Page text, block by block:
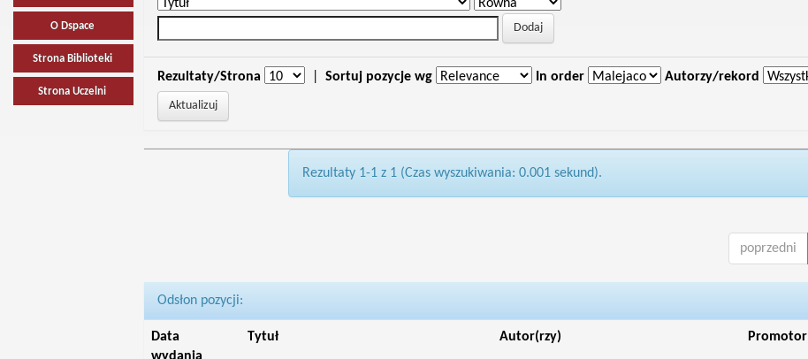
O Dspace
Strona Biblioteki
Strona Uczelni
Rezultaty/Strona Sortuj pozycje wg In order Autorzy/rekord
Rezultaty 1-1 z 1 (Czas wyszukiwania: 0.001 sekund).
poprzedni
Odsłon pozycji:
Data
Tytuł Autor(rzy) Promotor